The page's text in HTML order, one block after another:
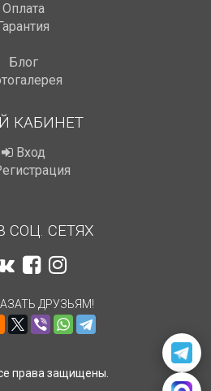
Оплата
Блог
КАБИНЕТ
Вход
СОЦ. СЕТЯХ
ДРУЗЬЯМ!
права защищены.